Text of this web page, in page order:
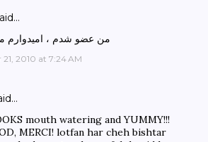
من عضو شدم ، امیدوارم
2010 at 7:24 AM
mouth watering and YUMMY!!!
MERCI! lotfan har cheh bishtar